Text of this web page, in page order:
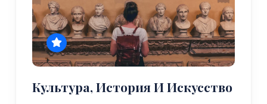
Культура, История И Искусство